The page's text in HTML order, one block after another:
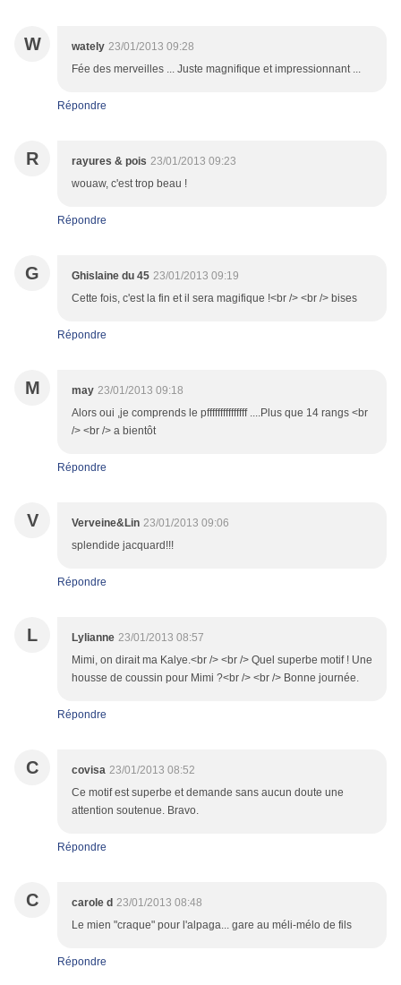
W wately 23/01/2013 09:28
Fée des merveilles ... Juste magnifique et impressionnant ...
Répondre
R rayures & pois 23/01/2013 09:23
wouaw, c'est trop beau !
Répondre
G Ghislaine du 45 23/01/2013 09:19
Cette fois, c'est la fin et il sera magifique !<br /> <br /> bises
Répondre
M may 23/01/2013 09:18
Alors oui ,je comprends le pfffffffffffffff ....Plus que 14 rangs <br
/> <br /> a bientôt
Répondre
V Verveine&Lin 23/01/2013 09:06
splendide jacquard!!!
Répondre
L Lylianne 23/01/2013 08:57
Mimi, on dirait ma Kalye.<br /> <br /> Quel superbe motif ! Une
housse de coussin pour Mimi ?<br /> <br /> Bonne journée.
Répondre
C covisa 23/01/2013 08:52
Ce motif est superbe et demande sans aucun doute une
attention soutenue. Bravo.
Répondre
C carole d 23/01/2013 08:48
Le mien "craque" pour l'alpaga... gare au méli-mélo de fils
Répondre